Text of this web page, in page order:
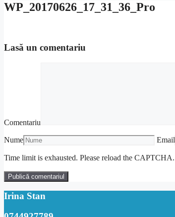
WP_20170626_17_31_36_Pro
Lasă un comentariu
Comentariu
Nume Email
Time limit is exhausted. Please reload the CAPTCHA.
Irina Stan